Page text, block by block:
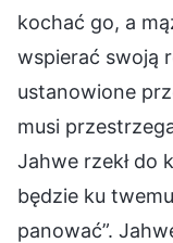
kochać go, a
wspierać swoją
ustanowione
musi
Jahwe rzekł do
będzie ku
panować”.